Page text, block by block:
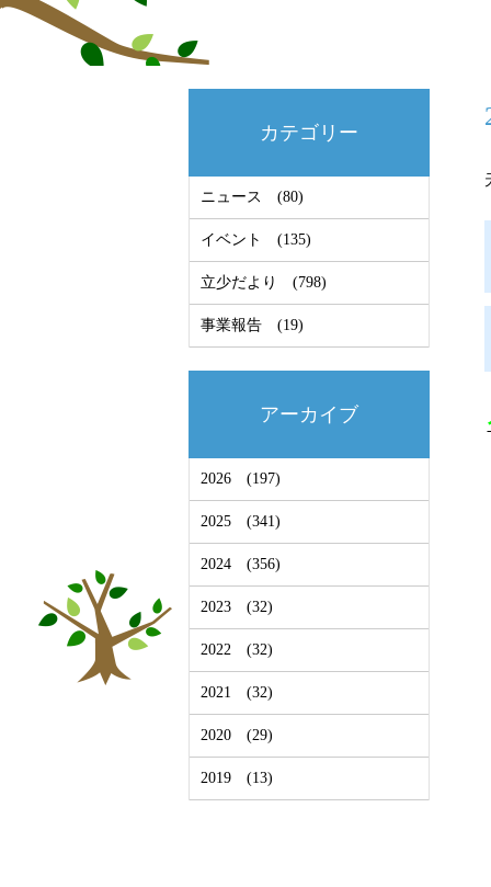
カテゴリー
ニュース (80)
イベント (135)
立少だより (798)
事業報告 (19)
アーカイブ
2026 (197)
2025 (341)
2024 (356)
2023 (32)
2022 (32)
2021 (32)
2020 (29)
2019 (13)